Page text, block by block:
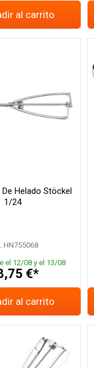
al carrito
Helado Stöckel
1/24
HN755068
el 12/08 y el 13/08
€*
al carrito